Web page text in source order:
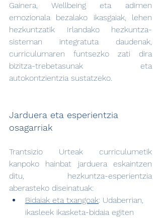
Gainera, Wellbeing eta adimen
emozionala bezalako ikasgaiak, lehen
hezkuntzatik Irlandako hezkuntza-
sisteman integratuta daudenak,
curriculumaren funtsezko zati dira
bizitza-trebetasunak eta
autokontzientzia sustatzeko.
Jarduera eta esperientzia
osagarriak
Trantsizio Urteak curriculumetik
kanpoko hainbat jarduera eskaintzen
ditu, hezkuntza-esperientzia
aberasteko diseinatuak:
Bidaiak eta txangoak: Udaberrian,
ikasleek ikasketa-bidaia egiten